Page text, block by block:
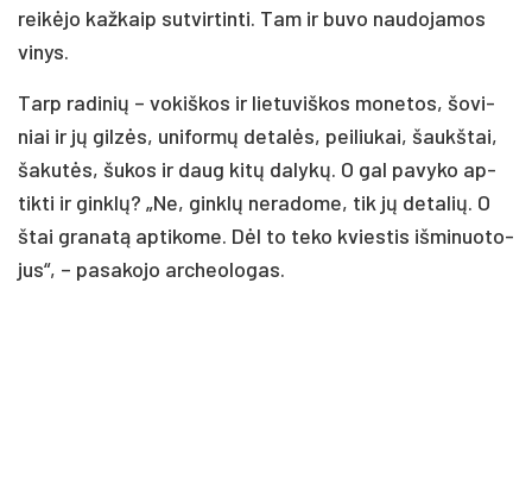
rei­kė­jo kaž­kaip su­tvir­tin­ti. Tam ir bu­vo nau­do­ja­mos
vi­nys.
Tarp ra­di­nių – vo­kiš­kos ir lie­tu­viš­kos mo­ne­tos, šo­vi­
niai ir jų gil­zės, uni­for­mų de­ta­lės, pei­liu­kai, šaukš­tai,
ša­ku­tės, šu­kos ir daug ki­tų da­ly­kų. O gal pa­vy­ko ap­
tik­ti ir gink­lų? „Ne, gink­lų ne­ra­do­me, tik jų de­ta­lių. O
štai gra­na­tą ap­ti­ko­me. Dėl to te­ko kvies­tis iš­mi­nuo­to­
jus“, – pa­sa­ko­jo ar­cheo­lo­gas.